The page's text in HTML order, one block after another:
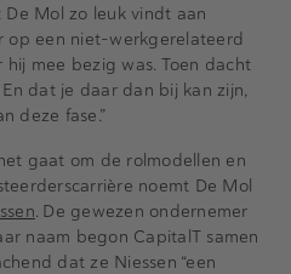
Mol zo leuk vindt aan
op een niet-werkgerelateerd
mee bezig was. Toen dacht
dat je daar dan bij kan zijn,
deze fase.”
gaat om de rolmodellen en
noemt De Mol
. De gewezen ondernemer
naam begon CapitalT samen
dat ze Niessen “een